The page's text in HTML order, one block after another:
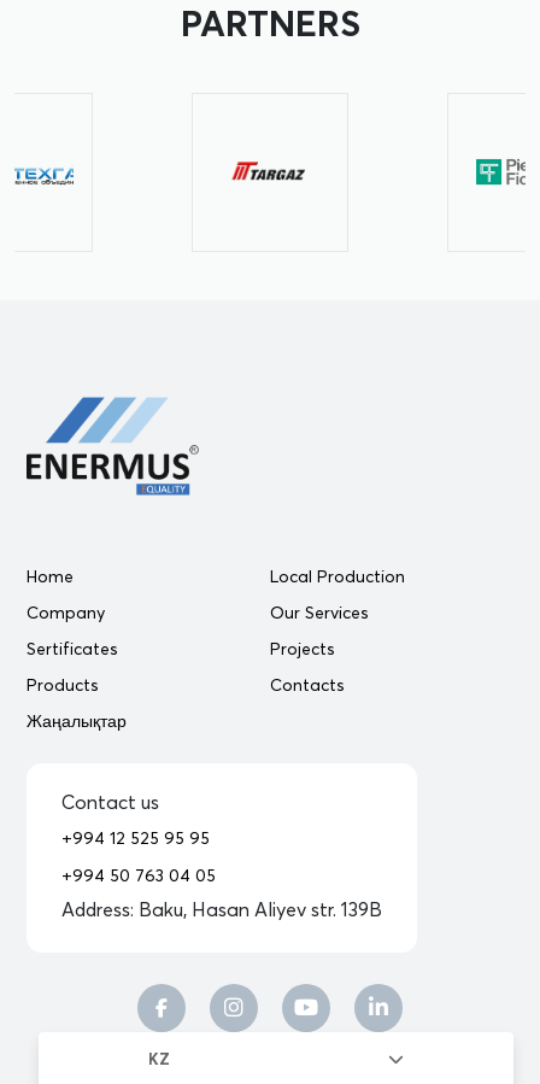
PARTNERS
Home
Company
Sertificates
Products
Жаңалықтар
Local Production
Our Services
Projects
Contacts
Contact us
+994 12 525 95 95
+994 50 763 04 05
Address: Baku, Hasan Aliyev str. 139B
KZ